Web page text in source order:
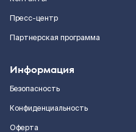
Пресс-центр
Партнерская программа
Информация
Безопасность
Конфиденциальность
Оферта